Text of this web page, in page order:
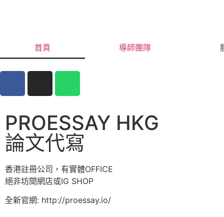
首頁 導師團隊
PROESSAY HKG
論文代寫
香港註冊公司，有實體OFFICE
絕非坊間網店或IG SHOP
全新官網: http://proessay.io/